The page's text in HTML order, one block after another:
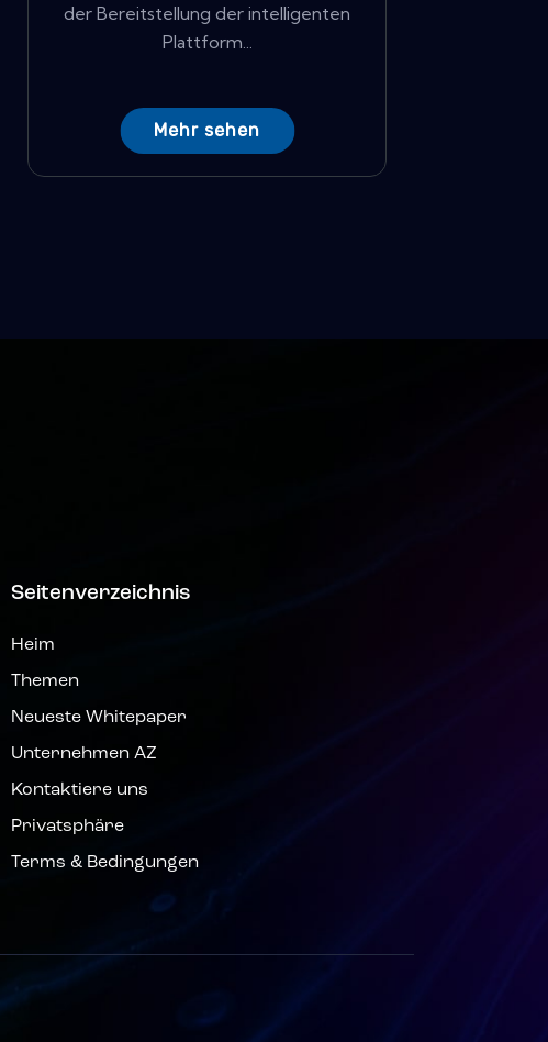
der Bereitstellung der intelligenten
Plattform...
Mehr sehen
Seitenverzeichnis
Heim
Themen
Neueste Whitepaper
Unternehmen AZ
Kontaktiere uns
Privatsphäre
Terms & Bedingungen